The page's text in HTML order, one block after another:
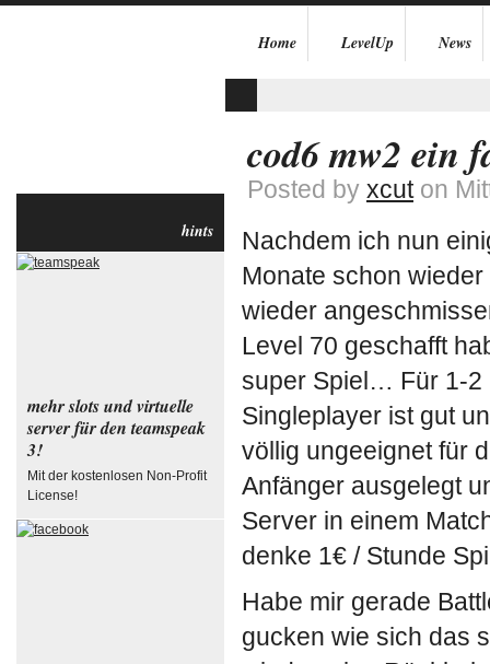
Home LevelUp News
cod6 mw2 ein
Posted by xcuton
Nachdem ich nun
Monate schon
wieder
Level 70 geschafft
super Spiel… Für 1-2
Singleplayer ist gut
völlig ungeeignet für
Anfänger ausgelegt
Server in einem
denke 1€ / Stunde
Habe mir gerade
gucken wie sich das
hints
mehr slots und virtuelle
server für den teamspeak
3!
Mit der kostenlosen Non-Profit
License!